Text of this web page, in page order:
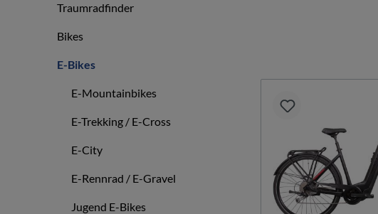
Traumradfinder
Bikes
E-Bikes
E-Mountainbikes
E-Trekking / E-Cross
E-City
E-Rennrad / E-Gravel
Jugend E-Bikes